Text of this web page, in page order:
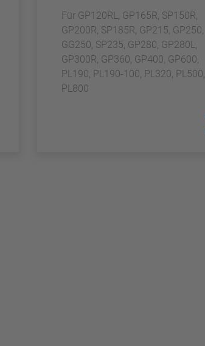
Für GP120RL, GP165R, SP150R,
GP200R, SP185R, GP215, GP250,
GG250, SP235, GP280, GP280L,
GP300R, GP360, GP400, GP600,
PL190, PL190-100, PL320, PL500,
PL800